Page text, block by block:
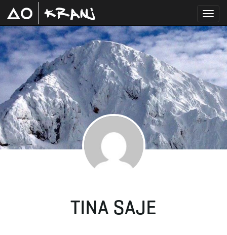
T
g
TINA SAJE